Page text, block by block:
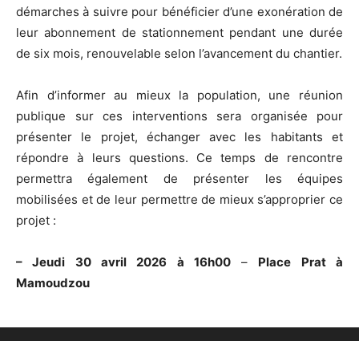
démarches à suivre pour bénéficier d’une exonération de
leur abonnement de stationnement pendant une durée
de six mois, renouvelable selon l’avancement du chantier.
Afin d’informer au mieux la population, une réunion
publique sur ces interventions sera organisée pour
présenter le projet, échanger avec les habitants et
répondre à leurs questions. Ce temps de rencontre
permettra également de présenter les équipes
mobilisées et de leur permettre de mieux s’approprier ce
projet :
– Jeudi 30 avril 2026 à 16h00– Place Prat à
Mamoudzou